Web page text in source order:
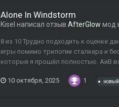
Alone In Windstorm
Kisel написал отзыв AfterGlow мод
8 из 10 Трудно подходить к оценке
игры помимо трилогии сталкера и
которые я прошёл полностью. АиВ
10 октября, 2025 1